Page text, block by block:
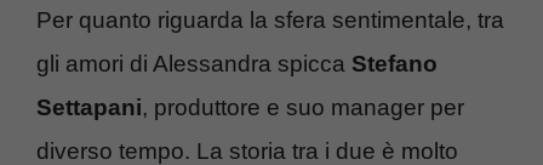
Per quanto riguarda la sfera sentimentale, tra
gli amori di Alessandra spicca Stefano
Settapani, produttore e suo manager per
diverso tempo. La storia tra i due è molto